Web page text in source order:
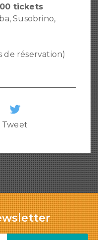
tickets
Susobrino,
de réservation)
Tweet